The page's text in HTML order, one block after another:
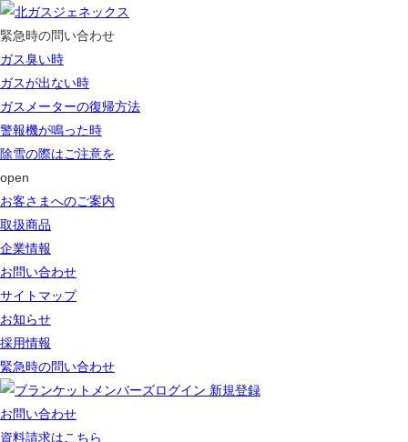
緊急時の問い合わせ
ガス臭い時
ガスが出ない時
ガスメーターの復帰方法
警報機が鳴った時
除雪の際はご注意を
open
お客さまへのご案内
取扱商品
企業情報
お問い合わせ
サイトマップ
お知らせ
採用情報
緊急時の問い合わせ
ログイン 新規登録
お問い合わせ
資料請求はこちら